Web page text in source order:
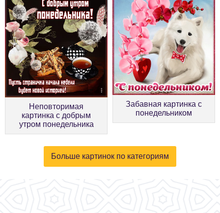
Неповторимая
картинка с добрым
утром понедельника
Забавная картинка с
понедельником
Больше картинок по категориям